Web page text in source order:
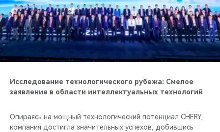
Исследование технологического рубежа: Смелое
заявление в области интеллектуальных технологий
Опираясь на мощный технологический потенциал CHERY,
компания достигла значительных успехов, добившись